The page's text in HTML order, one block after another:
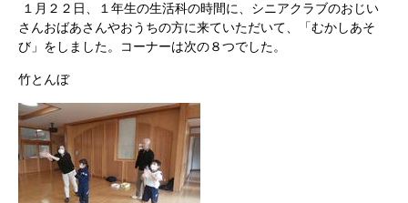
１月２２日、１年生の生活科の時間に、シニアクラブのおじい
さんおばあさんやおうちの方に来ていただいて、「むかしあそ
び」をしました。コーナーは次の８つでした。
竹とんぼ